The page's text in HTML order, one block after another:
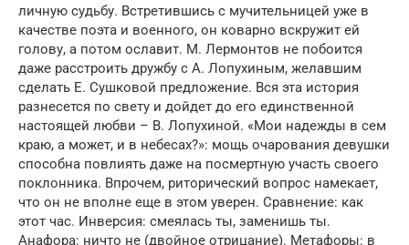
личную судьбу. Встретившись с мучительницей уже в
качестве поэта и военного, он коварно вскружит ей
голову, а потом ославит. М. Лермонтов не побоится
даже расстроить дружбу с А. Лопухиным, желавшим
сделать Е. Сушковой предложение. Вся эта история
разнесется по свету и дойдет до его единственной
настоящей любви – В. Лопухиной. «Мои надежды в сем
краю, а может, и в небесах?»: мощь очарования девушки
способна повлиять даже на посмертную участь своего
поклонника. Впрочем, риторический вопрос намекает,
что он не вполне еще в этом уверен. Сравнение: как
этот час. Инверсия: смеялась ты, заменишь ты.
Анафора: ничто не (двойное отрицание). Метафоры: в